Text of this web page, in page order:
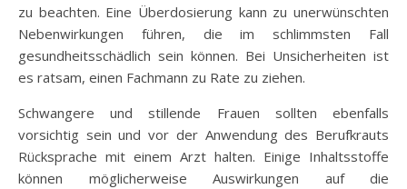
zu beachten. Eine Überdosierung kann zu unerwünschten
Nebenwirkungen führen, die im schlimmsten Fall
gesundheitsschädlich sein können. Bei Unsicherheiten ist
es ratsam, einen Fachmann zu Rate zu ziehen.
Schwangere und stillende Frauen sollten ebenfalls
vorsichtig sein und vor der Anwendung des Berufkrauts
Rücksprache mit einem Arzt halten. Einige Inhaltsstoffe
können möglicherweise Auswirkungen auf die